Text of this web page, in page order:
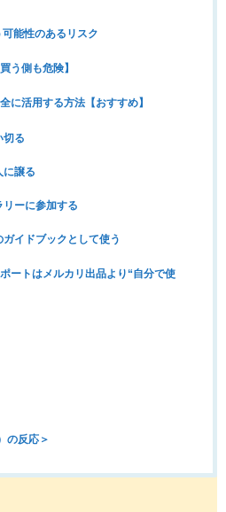
能性のあるリスク
う側も危険】
に活用する方法【おすすめ】
切る
に譲る
リーに参加する
イドブックとして使う
ートはメルカリ出品より“自分で使
の反応＞